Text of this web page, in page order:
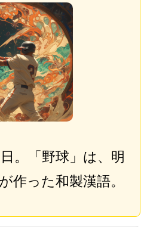
。「野球」は、明
が作った和製漢語。